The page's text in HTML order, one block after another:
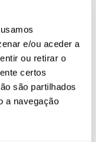
e/ou aceder a
ou retirar o
certos
são partilhados
a navegação